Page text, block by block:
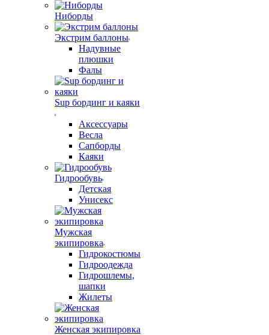
Ниборды
Экстрим баллоны
Надувные
плюшки
Фалы
Sup бординг и каяки
Аксессуары
Весла
Сапборды
Каяки
Гидрообувь
Детская
Унисекс
Мужская
экипировка
Гидрокостюмы
Гидроодежда
Гидрошлемы,
шапки
Жилеты
Женская экипировка